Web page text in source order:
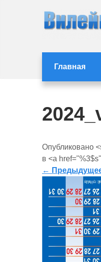
содержимому
Главная
Опубликовано
в <a
←